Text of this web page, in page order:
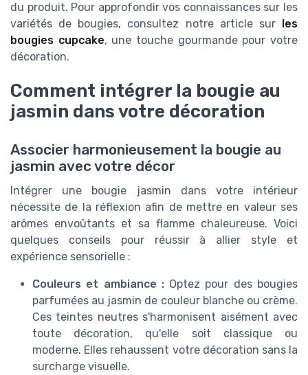
du produit. Pour approfondir vos connaissances sur les
variétés de bougies, consultez notre article sur les
bougies cupcake, une touche gourmande pour votre
décoration.
Comment intégrer la bougie au
jasmin dans votre décoration
Associer harmonieusement la bougie au
jasmin avec votre décor
Intégrer une bougie jasmin dans votre intérieur
nécessite de la réflexion afin de mettre en valeur ses
arômes envoûtants et sa flamme chaleureuse. Voici
quelques conseils pour réussir à allier style et
expérience sensorielle :
Couleurs et ambiance :Optez pour des bougies
parfumées au jasmin de couleur blanche ou crème.
Ces teintes neutres s'harmonisent aisément avec
toute décoration, qu'elle soit classique ou
moderne. Elles rehaussent votre décoration sans la
surcharge visuelle.